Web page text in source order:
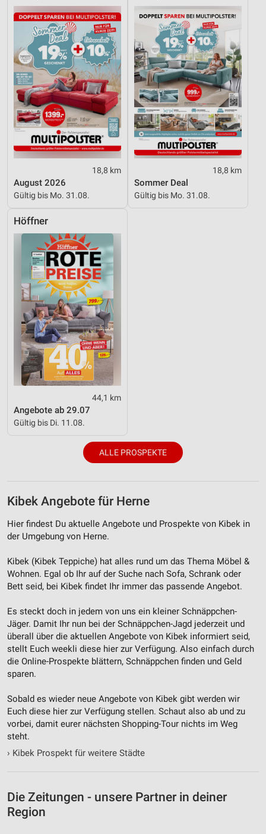
18,8 km
August 2026
Gültig bis Mo. 31.08.
18,8 km
Sommer Deal
Gültig bis Mo. 31.08.
Höffner
44,1 km
Angebote ab 29.07
Gültig bis Di. 11.08.
ALLE PROSPEKTE
Kibek Angebote für Herne
Hier findest Du aktuelle Angebote und Prospekte von Kibek in
der Umgebung von Herne.
Kibek (Kibek Teppiche) hat alles rund um das Thema Möbel &
Wohnen. Egal ob Ihr auf der Suche nach Sofa, Schrank oder
Bett seid, bei Kibek findet Ihr immer das passende Angebot.
Es steckt doch in jedem von uns ein kleiner Schnäppchen-
Jäger. Damit Ihr nun bei der Schnäppchen-Jagd jederzeit und
überall über die aktuellen Angebote von Kibek informiert seid,
stellt Euch weekli diese hier zur Verfügung. Also einfach durch
die Online-Prospekte blättern, Schnäppchen finden und Geld
sparen.
Sobald es wieder neue Angebote von Kibek gibt werden wir
Euch diese hier zur Verfügung stellen. Schaut also ab und zu
vorbei, damit eurer nächsten Shopping-Tour nichts im Weg
steht.
› Kibek Prospekt für weitere Städte
Die Zeitungen - unsere Partner in deiner
Region